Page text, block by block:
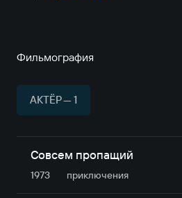
Фильмография
АКТЁР — 1
Совсем пропащий
1973 приключе­ния